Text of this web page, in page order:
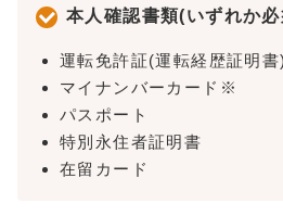
本人確認書類(いずれか
運転免許証(運転経歴証明
マイナンバーカード※
パスポート
特別永住者証明書
在留カード